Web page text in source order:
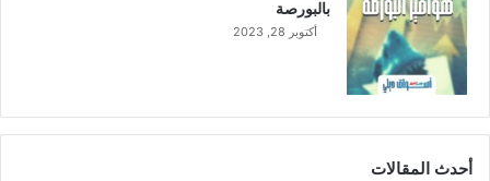
بالبورصة
أكتوبر 28, 2023
أحدث المقالات